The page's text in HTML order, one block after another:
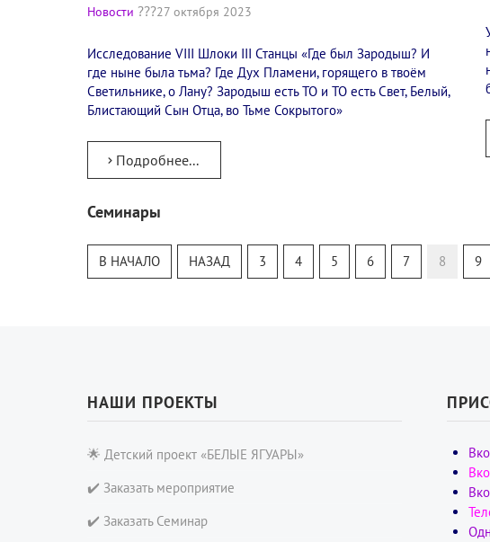
Новости 27 октября 2023
Исследование VIII Шлоки III Станцы «Где был Зародыш? И
где ныне была тьма? Где Дух Пламени, горящего в твоём
Светильнике, о Лану? Зародыш есть ТО и ТО есть Свет, Белый,
Блистающий Сын Отца, во Тьме Сокрытого»
Подробнее...
Семинары
Теософский Квизи
Тайная Доктрина
В НАЧАЛО НАЗАД 3 4 5 6 7 8 9
НАШИ ПРОЕКТЫ
🌟 Детский проект «БЕЛЫЕ ЯГУАРЫ»
✔️ Заказать мероприятие
✔️ Заказать Семинар